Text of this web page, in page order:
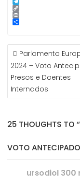
e
r
e
d
I
t
e
r
n
e
k
y
p
T
e
l
m
C
o
n
k
P
e
NAVEGAÇÃO
DE
ARTIGOS
Parlamento
2024 – Voto
Presos e Doentes
Internados
25 THOUGHTS TO
VOTO
ursodiol 300